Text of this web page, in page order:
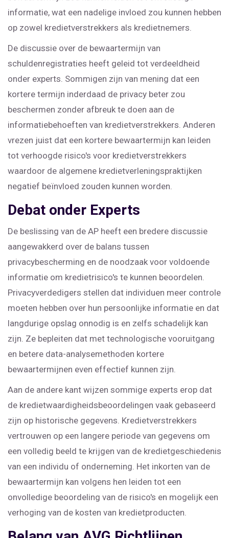
informatie, wat een nadelige invloed zou kunnen hebben
op zowel kredietverstrekkers als kredietnemers.
De discussie over de bewaartermijn van
schuldenregistraties heeft geleid tot verdeeldheid
onder experts. Sommigen zijn van mening dat een
kortere termijn inderdaad de privacy beter zou
beschermen zonder afbreuk te doen aan de
informatiebehoeften van kredietverstrekkers. Anderen
vrezen juist dat een kortere bewaartermijn kan leiden
tot verhoogde risico's voor kredietverstrekkers
waardoor de algemene kredietverleningspraktijken
negatief beïnvloed zouden kunnen worden.
Debat onder Experts
De beslissing van de AP heeft een bredere discussie
aangewakkerd over de balans tussen
privacybescherming en de noodzaak voor voldoende
informatie om kredietrisico's te kunnen beoordelen.
Privacyverdedigers stellen dat individuen meer controle
moeten hebben over hun persoonlijke informatie en dat
langdurige opslag onnodig is en zelfs schadelijk kan
zijn. Ze bepleiten dat met technologische vooruitgang
en betere data-analysemethoden kortere
bewaartermijnen even effectief kunnen zijn.
Aan de andere kant wijzen sommige experts erop dat
de kredietwaardigheidsbeoordelingen vaak gebaseerd
zijn op historische gegevens. Kredietverstrekkers
vertrouwen op een langere periode van gegevens om
een volledig beeld te krijgen van de kredietgeschiedenis
van een individu of onderneming. Het inkorten van de
bewaartermijn kan volgens hen leiden tot een
onvolledige beoordeling van de risico's en mogelijk een
verhoging van de kosten van kredietproducten.